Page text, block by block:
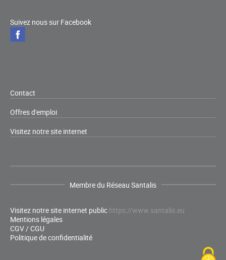
Suivez nous sur Facebook
Contact
Offres d'emploi
Visitez notre site internet
Membre du Réseau Santalis
Visitez notre site internet public https://www.santalis.eu
Mentions légales
CGV / CGU
Politique de confidentialité